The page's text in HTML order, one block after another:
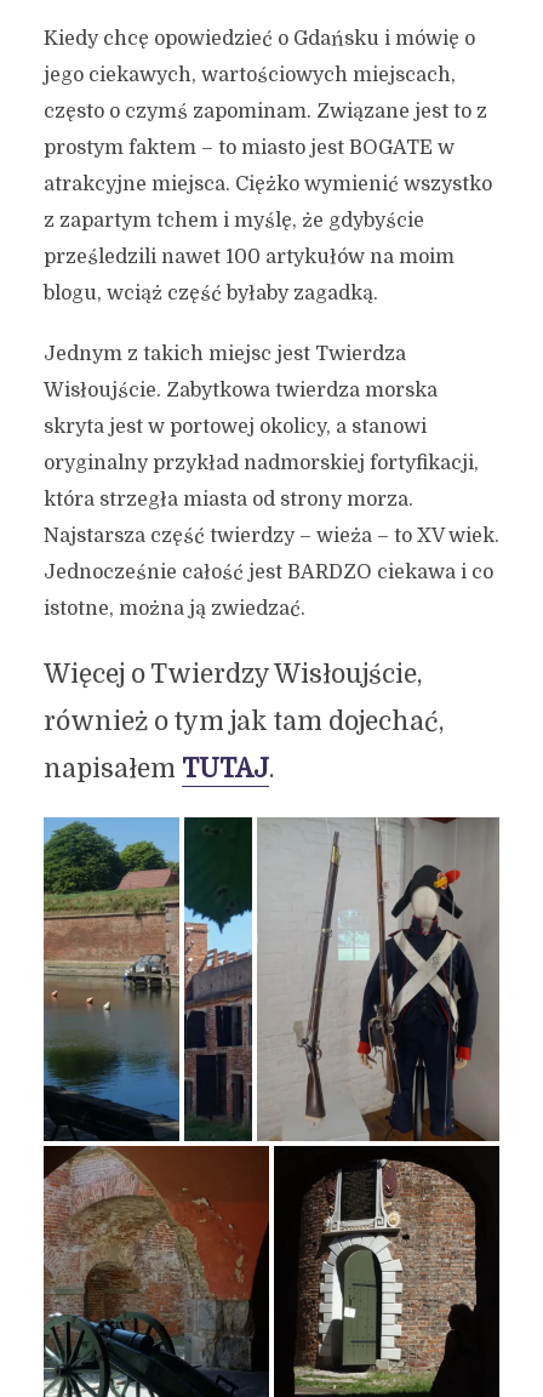
Kiedy chcę opowiedzieć o Gdańsku i mówię o
jego ciekawych, wartościowych miejscach,
często o czymś zapominam. Związane jest to z
prostym faktem – to miasto jest BOGATE w
atrakcyjne miejsca. Ciężko wymienić wszystko
z zapartym tchem i myślę, że gdybyście
prześledzili nawet 100 artykułów na moim
blogu, wciąż część byłaby zagadką.
Jednym z takich miejsc jest Twierdza
Wisłoujście. Zabytkowa twierdza morska
skryta jest w portowej okolicy, a stanowi
oryginalny przykład nadmorskiej fortyfikacji,
która strzegła miasta od strony morza.
Najstarsza część twierdzy – wieża – to XV wiek.
Jednocześnie całość jest BARDZO ciekawa i co
istotne, można ją zwiedzać.
Więcej o Twierdzy Wisłoujście,
również o tym jak tam dojechać,
napisałem TUTAJ.